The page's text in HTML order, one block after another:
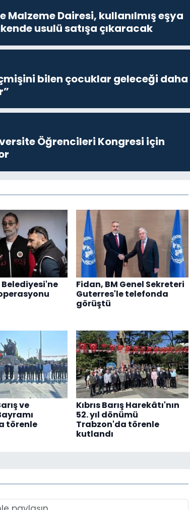
Malzeme Dairesi, kullanılmış eşya
usulü satışa çıkaracak
bilen çocuklar geleceği daha
Öğrencileri Kongresi için
Fidan, BM Genel Sekreteri
Guterres'le telefonda
görüştü
ve
törenle
Kıbrıs Barış Harekâtı'nın
52. yıl dönümü
Trabzon'da törenle
kutlandı